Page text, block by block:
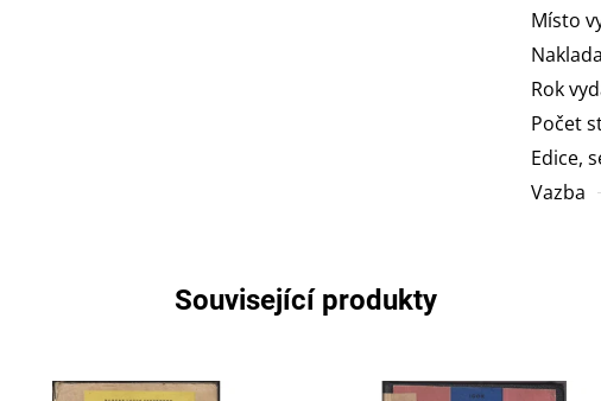
Místo
Rok
Počet
Edice,
Vazba
Související produkty